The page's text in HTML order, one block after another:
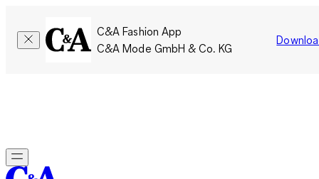
C&A Fashion App
C&A Mode GmbH & Co. KG